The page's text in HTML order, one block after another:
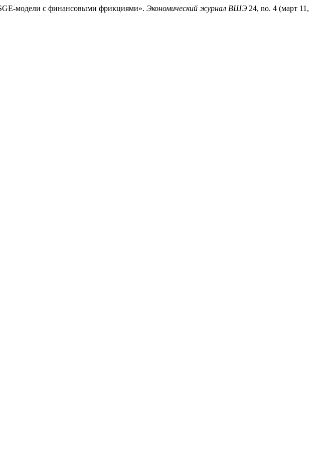
модели с финансовыми фрикциями». Экономический журнал ВШЭ 24, no. 4 (март 11,